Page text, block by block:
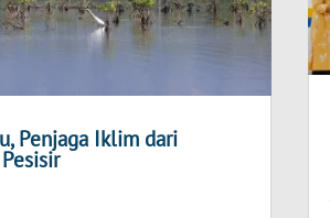
Penjaga Iklim dari